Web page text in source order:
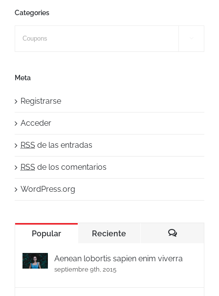
Categories
Meta
Registrarse
Acceder
RSS de las entradas
RSS de los comentarios
WordPress.org
Popular
Reciente
Aenean lobortis sapien enim viverra
septiembre 9th, 2015